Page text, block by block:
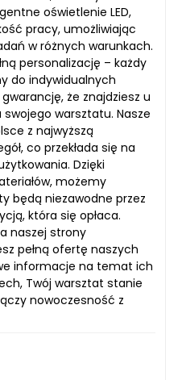
oświetlenie LED,
pracy, umożliwiając
w różnych warunkach.
personalizację – każdy
do indywidualnych
że znajdziesz u
warsztatu. Nasze
z najwyższą
co przekłada się na
Dzięki
możemy
będą niezawodne przez
która się opłaca.
naszej strony
pełną ofertę naszych
informacje na temat ich
Twój warsztat stanie
nowoczesność z